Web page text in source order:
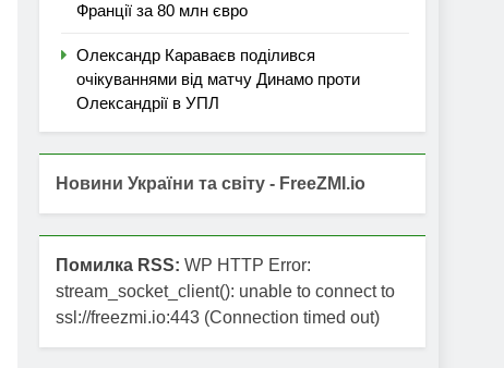
Франції за 80 млн євро
Олександр Караваєв поділився
очікуваннями від матчу Динамо проти
Олександрії в УПЛ
Новини України та світу - FreeZMI.io
Помилка RSS: WP HTTP Error:
stream_socket_client(): unable to connect to
ssl://freezmi.io:443 (Connection timed out)